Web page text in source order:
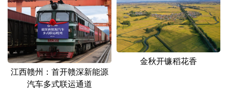
江西赣州：首开赣深新能源
汽车多式联运通道
金秋开镰稻花香